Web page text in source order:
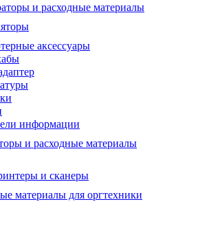
и расходные материалы
аксессуары
информации
и расходные материалы
и сканеры
материалы для оргтехники